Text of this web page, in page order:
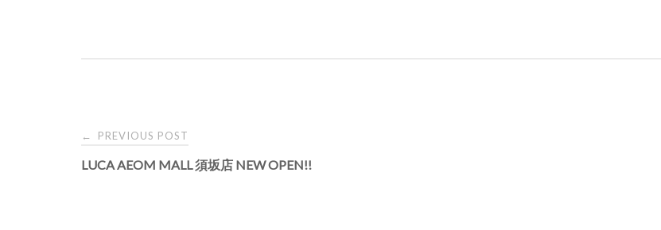
Post
navigation
← PREVIOUS POST
LUCA AEOM MALL 須坂店 NEW OPEN!!